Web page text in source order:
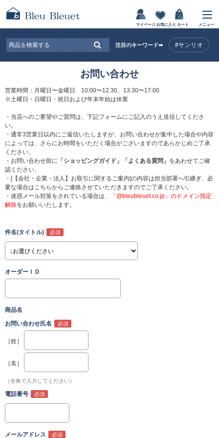
マイページ お気に入り カート メニュー
注目のキーワード➡ #サンリオ
お問い合わせ
営業時間：月曜日〜金曜日 10:00〜12:30、13:30〜17:00
※土曜日・日曜日・祝日および年末年始は休業
・当店へのご要望やご質問は、下記フォームにご記入のうえ送信してくださ
い。
・通常3営業日以内にご返信いたしますが、お問い合わせが集中した場合や内容
によっては、さらにお時間をいただく場合がございますのであらかじめご了承
ください。
・お問い合わせ前に 「ショッピングガイド」 「よくある質問」 をあわせてご確
認ください。
・[【会社・企業・法人】お取引に関するご案内]の内容は担当部署へ引継ぎ、必
要な場合はこちらからご連絡させていただきますのでご了承ください。
・迷惑メール対策をされている場合は、
「@bleubleuet.co.jp」のドメイン指定
解除をお願いいたします。
件名(タイトル)
オーダーＩＤ
商品名
お問い合わせ氏名
［姓］
［名］
（全角で入力してください）
電話番号
メールアドレス